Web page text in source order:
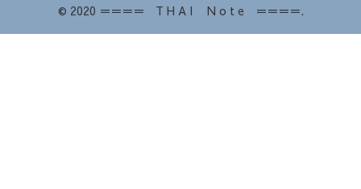
© 2020 ＝＝＝＝ T H A I N o t e ＝＝＝＝.